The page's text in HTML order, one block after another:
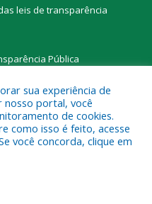
leis de transparência
Pública
Municipal de Novo
sua experiência de
nosso portal, você
de cookies.
como isso é feito, acesse
você concorda, clique em